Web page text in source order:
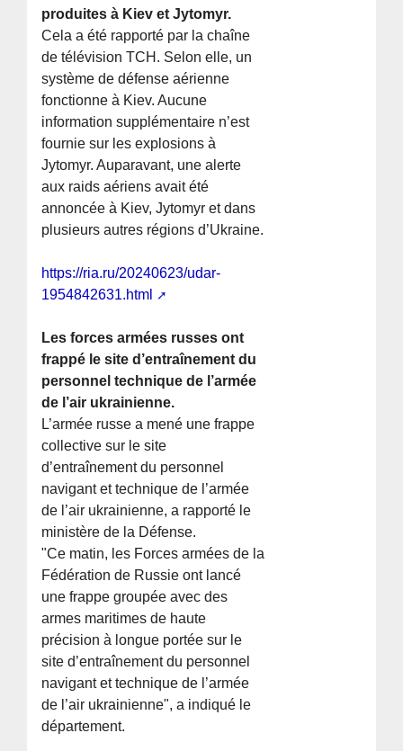
produites à Kiev et Jytomyr.
Cela a été rapporté par la chaîne
de télévision TCH. Selon elle, un
système de défense aérienne
fonctionne à Kiev. Aucune
information supplémentaire n’est
fournie sur les explosions à
Jytomyr. Auparavant, une alerte
aux raids aériens avait été
annoncée à Kiev, Jytomyr et dans
plusieurs autres régions d’Ukraine.
https://ria.ru/20240623/udar-
1954842631.html
Les forces armées russes ont
frappé le site d’entraînement du
personnel technique de l’armée
de l’air ukrainienne.
L’armée russe a mené une frappe
collective sur le site
d’entraînement du personnel
navigant et technique de l’armée
de l’air ukrainienne, a rapporté le
ministère de la Défense.
"Ce matin, les Forces armées de la
Fédération de Russie ont lancé
une frappe groupée avec des
armes maritimes de haute
précision à longue portée sur le
site d’entraînement du personnel
navigant et technique de l’armée
de l’air ukrainienne", a indiqué le
département.